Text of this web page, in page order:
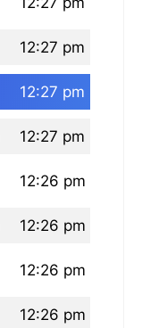
12:27 pm
12:27 pm
12:27 pm
12:26 pm
12:26 pm
12:26 pm
12:26 pm